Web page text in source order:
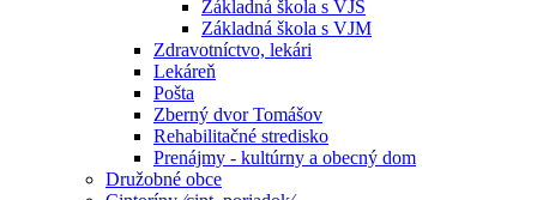
Základná škola s VJS
Základná škola s VJM
Zdravotníctvo, lekári
Lekáreň
Pošta
Zberný dvor Tomášov
Rehabilitačné stredisko
Prenájmy - kultúrny a obecný dom
Družobné obce